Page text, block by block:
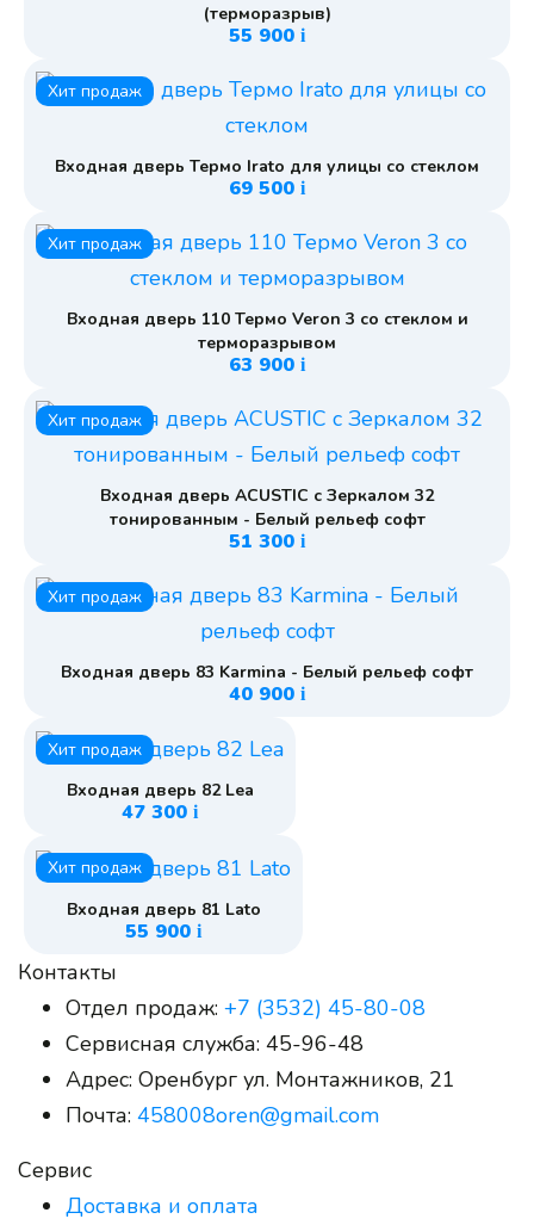
(терморазрыв)
55 900 i
Хит продаж
Входная дверь Термо Irato для улицы со стеклом
69 500 i
Хит продаж
Входная дверь 110 Термо Veron 3 со стеклом и
терморазрывом
63 900 i
Хит продаж
Входная дверь ACUSTIC с Зеркалом 32
тонированным - Белый рельеф софт
51 300 i
Хит продаж
Входная дверь 83 Karmina - Белый рельеф софт
40 900 i
Хит продаж
Входная дверь 82 Lea
47 300 i
Хит продаж
Входная дверь 81 Lato
55 900 i
Контакты
Отдел продаж: +7 (3532) 45-80-08
Сервисная служба: 45-96-48
Адрес: Оренбург ул. Монтажников, 21
Почта: 458008oren@gmail.com
Сервис
Доставка и оплата